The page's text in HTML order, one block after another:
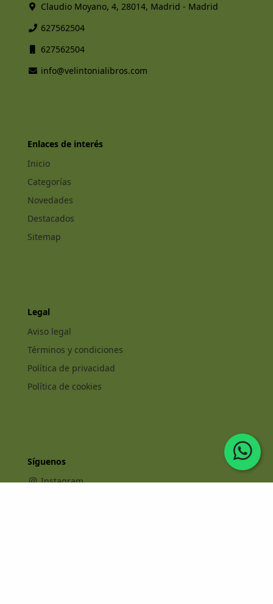
Claudio Moyano, 4, 28014, Madrid - Madrid
627562504
627562504
info@velintonialibros.com
Enlaces de interés
Inicio
Categorías
Novedades
Destacados
Sitemap
Legal
Aviso legal
Términos y condiciones
Política de privacidad
Política de cookies
Síguenos
Instagram